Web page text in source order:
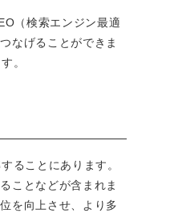
（検索エンジン最適
なげることができま
。
ることにあります。
ことなどが含まれま
を向上させ、より多